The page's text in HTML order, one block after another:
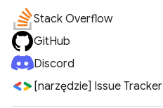
Stack Overflow
GitHub
Discord
[narzędzie] Issue Tracker